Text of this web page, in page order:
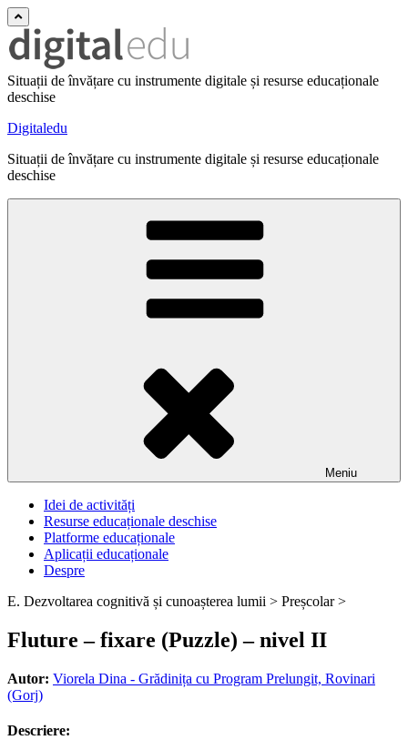
Situații de învățare cu instrumente digitale și resurse educaționale
deschise
Digitaledu
Situații de învățare cu instrumente digitale și resurse educaționale
deschise
Meniu
Idei de activități
Resurse educaționale deschise
Platforme educaționale
Aplicații educaționale
Despre
E. Dezvoltarea cognitivă și cunoașterea lumii > Preșcolar >
Fluture – fixare (Puzzle) – nivel II
Autor: Viorela Dina - Grădinița cu Program Prelungit, Rovinari
(Gorj)
Descriere: